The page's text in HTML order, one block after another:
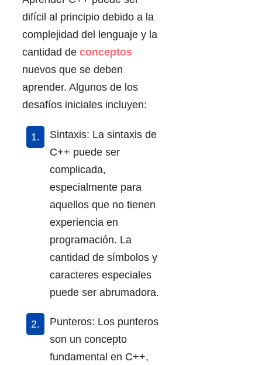
difícil al principio debido a la
complejidad del lenguaje y la
cantidad de conceptos
nuevos que se deben
aprender. Algunos de los
desafíos iniciales incluyen:
Sintaxis: La sintaxis de
C++ puede ser
complicada,
especialmente para
aquellos que no tienen
experiencia en
programación. La
cantidad de símbolos y
caracteres especiales
puede ser abrumadora.
Punteros: Los punteros
son un concepto
fundamental en C++,